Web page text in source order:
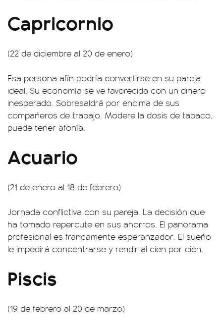
Capricornio
(22 de diciembre al 20 de enero)
Esa persona afín podría convertirse en su pareja
ideal. Su economía se ve favorecida con un dinero
inesperado. Sobresaldrá por encima de sus
compañeros de trabajo. Modere la dosis de tabaco,
puede tener afonía.
Acuario
(21 de enero al 18 de febrero)
Jornada conflictiva con su pareja. La decisión que
ha tomado repercute en sus ahorros. El panorama
profesional es francamente esperanzador. El sueño
le impedirá concentrarse y rendir al cien por cien.
Piscis
(19 de febrero al 20 de marzo)